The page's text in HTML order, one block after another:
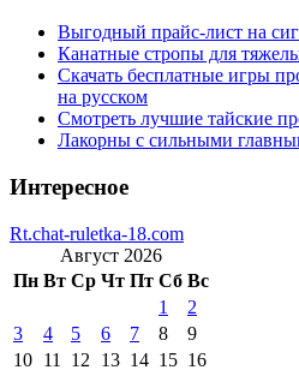
Выгодный прайс-лист на
Канатные стропы для
Скачать бесплатные игры
на русском
Смотреть лучшие тайские
Лакорны с сильными
Интересное
Rt.chat-ruletka-18.com
Август 2026
Пн Вт Ср Чт Пт Сб Вс
1
2
3
4 5 6 7 8
9
10 11 12 13 14 15 16